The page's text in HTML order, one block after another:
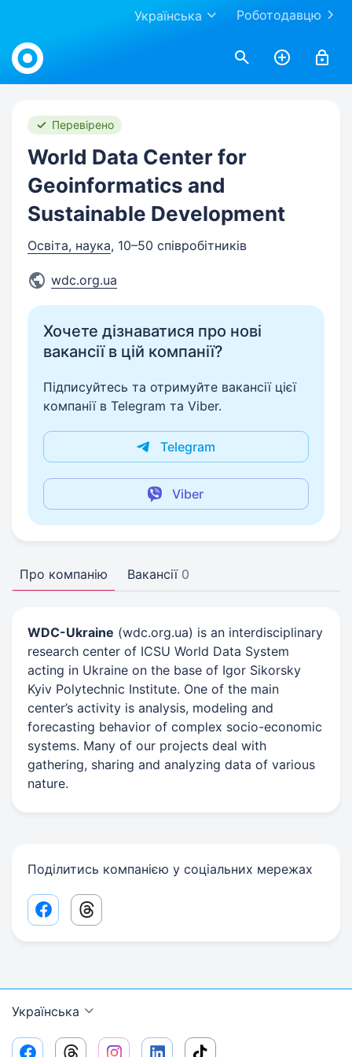
Роботодавцю
Українська
Work.ua
Перевірено
World Data Center for
Geoinformatics and
Sustainable Development
Освіта, наука, 10–50 співробітників
wdc.org.ua
Хочете дізнаватися про нові
вакансії в цій компанії?
Підписуйтесь та отримуйте вакансії цієї
компанії в Telegram та Viber.
Telegram
Viber
Про компанію Вакансії 0
WDC-Ukraine (wdc.org.ua) is an interdisciplinary
research center of ICSU World Data System
acting in Ukraine on the base of Igor Sikorsky
Kyiv Polytechnic Institute. One of the main
center’s activity is analysis, modeling and
forecasting behavior of complex socio-economic
systems. Many of our projects deal with
gathering, sharing and analyzing data of various
nature.
Поділитись компанією у соціальних мережах
Facebook share link
Threads share link
Українська